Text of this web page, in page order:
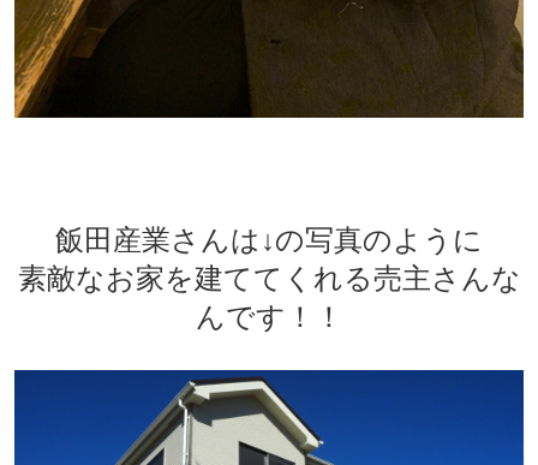
飯田産業さんは↓の写真のように
素敵なお家を建ててくれる売主さんな
んです！！